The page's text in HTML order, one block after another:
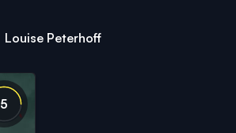
Louise Peterhoff
5